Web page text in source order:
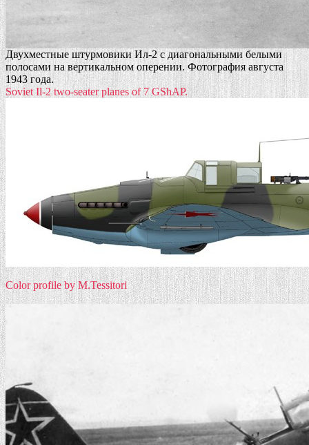
Двухместные штурмовики Ил-2 с диагональными белыми
полосами на вертикальном оперении. Фотография августа
1943 года.
Soviet Il-2 two-seater planes of 7 GShAP.
Color profile by M.Tessitori